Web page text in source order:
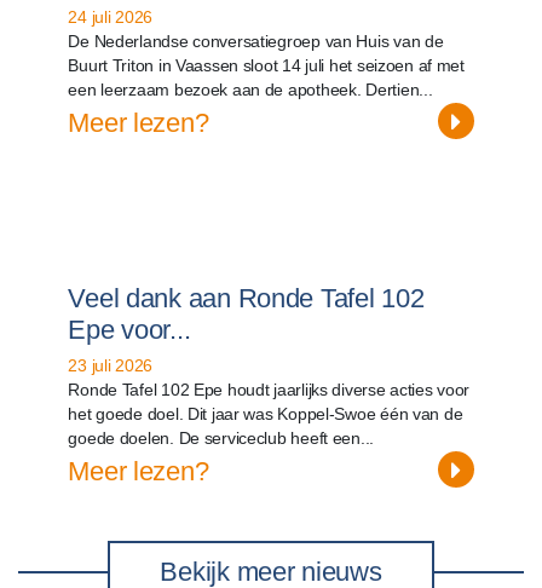
24 juli 2026
De Nederlandse conversatiegroep van Huis van de
Buurt Triton in Vaassen sloot 14 juli het seizoen af met
een leerzaam bezoek aan de apotheek. Dertien...
Meer lezen?
Veel dank aan Ronde Tafel 102
Epe voor...
23 juli 2026
Ronde Tafel 102 Epe houdt jaarlijks diverse acties voor
het goede doel. Dit jaar was Koppel-Swoe één van de
goede doelen. De serviceclub heeft een...
Meer lezen?
Bekijk meer nieuws